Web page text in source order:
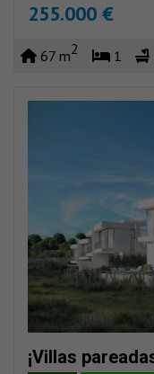
255.000 €
67 m2 1
¡Villas